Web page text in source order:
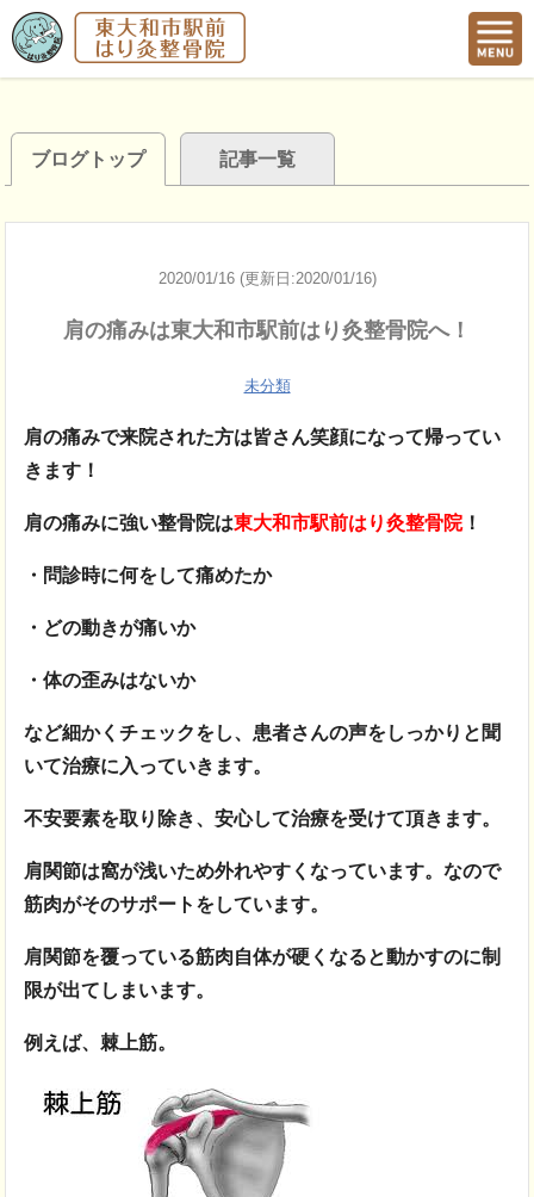
ブログトップ 記事一覧
2020/01/16 (更新日:2020/01/16)
肩の痛みは東大和市駅前はり灸整骨院へ！
未分類
肩の痛みで来院された方は皆さん笑顔になって帰ってい
きます！
肩の痛みに強い整骨院は東大和市駅前はり灸整骨院！
・問診時に何をして痛めたか
・どの動きが痛いか
・体の歪みはないか
など細かくチェックをし、患者さんの声をしっかりと聞
いて治療に入っていきます。
不安要素を取り除き、安心して治療を受けて頂きます。
肩関節は窩が浅いため外れやすくなっています。なので
筋肉がそのサポートをしています。
肩関節を覆っている筋肉自体が硬くなると動かすのに制
限が出てしまいます。
例えば、棘上筋。